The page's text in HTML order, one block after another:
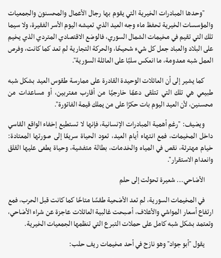
"وحدها المبادرات الخيرية التي يقوم بها رجال الأعمال والمحسنون والجمعيات
والمؤسسات الخيرية تحفظ ماء وجه العيد الذي تعيشه اليوم الأسر الفقيرة، ولا سيما
تلك التي تقيم في مخيمات الشمال السوري، فالوضع الاقتصادي المتردي الذي يخيم
على البلاد والعباد جعل كل شيء شحيحًا، والحركة التجارية لم تعد كما كانت، وفرص
العمل شبه معدومة، ما انعكس سلبًا على العائلة السورية".
كما يشير إلى أن العائلات الوحيدة القادرة على ممارسة طقوس العيد بشكل شبه
طبيعي هي تلك التي تتلقى دعمًا خارجيًا من أقارب مغتربين، أو مساعدات من
محسنين، لأن العيد اليوم بات حكرًا على من يملك قيمة الفاتورة".
ويضيف: "رغم أهمية المبادرات الإنسانية، فإنها لا تستطيع إخفاء الواقع القاسي
داخل المخيمات، فمع انتهاء أيام العيد، تعود الحياة سريعًا إلى صورتها المعتادة:
خيام مهترئة، نقص في المياه والخدمات، بطالة متفشية، وحياة يطغى عليها القلق
وانعدام الاستقرار".
الأضاحي… شعيرة تحولت إلى حلم
في المخيمات السورية، لم تعد الأضحية طقسًا متاحًا كما كانت قبل الحرب، فمع
ارتفاع أسعار المواشي والأعلاف، أصبحت غالبية العائلات عاجزة عن شراء الأضاحي،
وتعتمد بشكل شبه كامل على حملات التبرع التي تنظمها الجمعيات الخيرية.
يقول "أبو جواد" وهو نازح في أحد مخيمات ريف حلب: